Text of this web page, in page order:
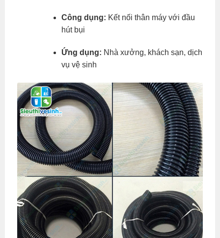
Công dụng: Kết nối thân máy với đầu
hút bụi
Ứng dụng: Nhà xưởng, khách sạn, dịch
vụ vệ sinh